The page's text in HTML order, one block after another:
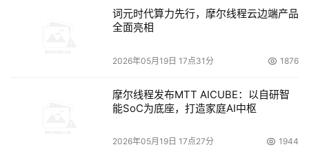
词元时代算力先行，摩尔线程云边端产品
全面亮相
2026年05月19日 17点31分 1876
摩尔线程发布MTT AICUBE：以自研智
能SoC为底座，打造家庭AI中枢
2026年05月19日 17点27分 1944